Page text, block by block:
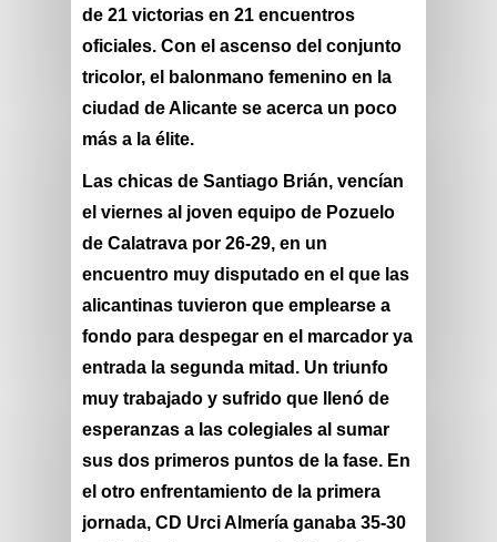
de 21 victorias en 21 encuentros
oficiales. Con el ascenso del conjunto
tricolor, el balonmano femenino en la
ciudad de Alicante se acerca un poco
más a la élite.
Las chicas de Santiago Brián, vencían
el viernes al joven equipo de Pozuelo
de Calatrava por 26-29, en un
encuentro muy disputado en el que las
alicantinas tuvieron que emplearse a
fondo para despegar en el marcador ya
entrada la segunda mitad. Un triunfo
muy trabajado y sufrido que llenó de
esperanzas a las colegiales al sumar
sus dos primeros puntos de la fase. En
el otro enfrentamiento de la primera
jornada, CD Urci Almería ganaba 35-30